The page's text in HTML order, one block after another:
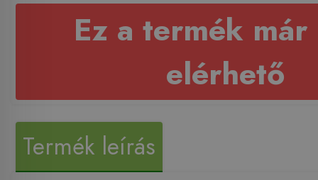
Ez a termék már
elérhető
Termék leírás